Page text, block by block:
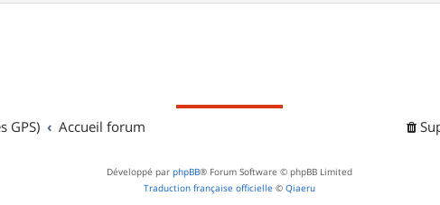
GPS) Accueil forum
Développé par phpBB® Forum Software © phpBB Limited
Traduction française officielle © Qiaeru